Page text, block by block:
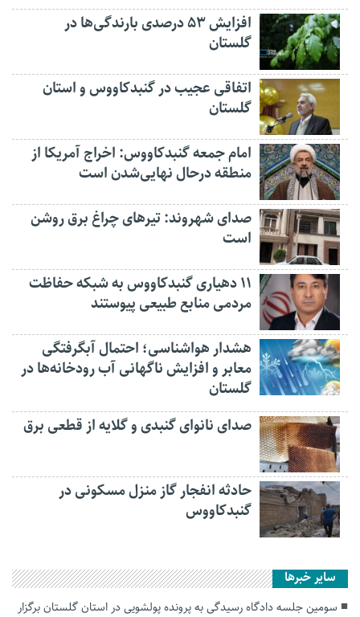
افزایش ۵۳ درصدی بارندگی‌ها در
گلستان
اتفاقی عجیب در‌ گنبدکاووس و استان
گلستان
امام جمعه گنبدکاووس: اخراج آمریکا از
منطقه درحال نهایی‌شدن است
صدای شهروند: تیرهای چراغ برق روشن
است
۱۱ دهیاری گنبدکاووس به شبکه حفاظت
مردمی منابع طبیعی پیوستند
هشدار هواشناسی؛ احتمال آبگرفتگی
معابر و افزایش ناگهانی آب رودخانه‌ها در
گلستان
صدای نانوای گنبدی و گلایه از قطعی برق
حادثه انفجار گاز منزل مسکونی در
گنبدکاووس
سایر خبرها
سومین جلسه دادگاه رسیدگی به پرونده پولشویی در استان گلستان برگزار